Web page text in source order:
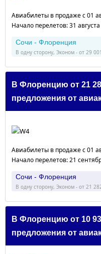
Авиабилеты в продаже с 01
Начало перелетов: 31
Сочи - Флоренция
В одну сторону, Эконом - от 29
В Флоренцию от 21
предложения от
Авиабилеты в продаже с 01
Начало перелетов: 21
Сочи - Флоренция
В одну сторону, Эконом - от 21
В Флоренцию от 10
предложения от